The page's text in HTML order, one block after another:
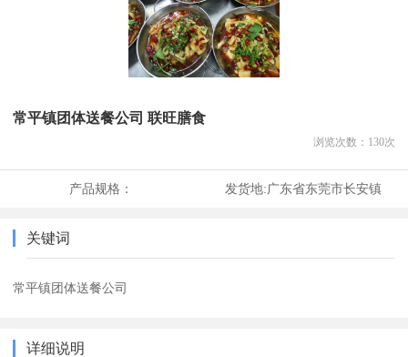
常平镇团体送餐公司 联旺膳食
浏览次数： 130次
产品规格： 发货地:广东省东莞市长安镇
关键词
常平镇团体送餐公司
详细说明